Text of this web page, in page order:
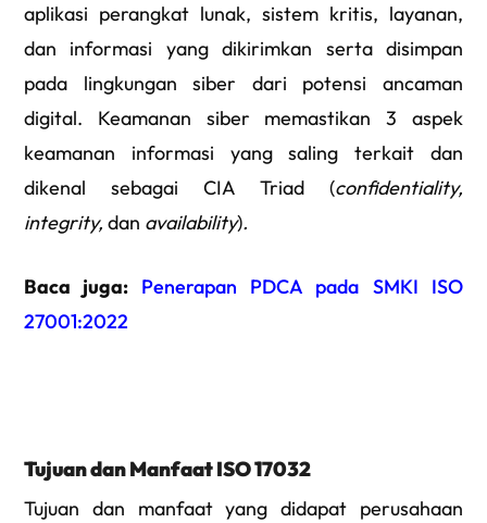
aplikasi perangkat lunak, sistem kritis, layanan,
dan informasi yang dikirimkan serta disimpan
pada lingkungan siber dari potensi ancaman
digital. Keamanan siber memastikan 3 aspek
keamanan informasi yang saling terkait dan
dikenal sebagai CIA Triad (confidentiality,
integrity, dan availability).
Baca juga: Penerapan PDCA pada SMKI ISO
27001:2022
Tujuan dan Manfaat ISO 17032
Tujuan dan manfaat yang didapat perusahaan